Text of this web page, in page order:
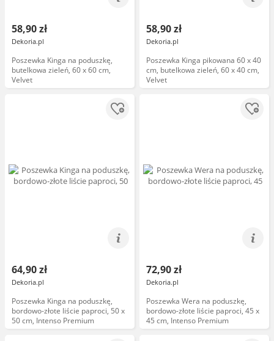
58,90 zł
Dekoria.pl
Poszewka Kinga na poduszkę,
butelkowa zieleń, 60 x 60 cm,
Velvet
58,90 zł
Dekoria.pl
Poszewka Kinga pikowana 60 x 40
cm, butelkowa zieleń, 60 x 40 cm,
Velvet
64,90 zł
Dekoria.pl
Poszewka Kinga na poduszkę,
bordowo-złote liście paproci, 50 x
50 cm, Intenso Premium
72,90 zł
Dekoria.pl
Poszewka Wera na poduszkę,
bordowo-złote liście paproci, 45 x
45 cm, Intenso Premium